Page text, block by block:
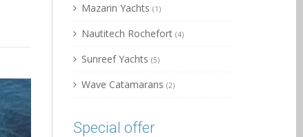
Mazarin Yachts (1)
Nautitech Rochefort (4)
Sunreef Yachts (5)
Wave Catamarans (2)
Special offer